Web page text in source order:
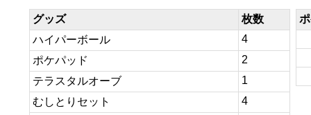
グッズ
枚数
ハイパーボール
4
ポケパッド
2
テラスタルオーブ
1
むしとりセット
4